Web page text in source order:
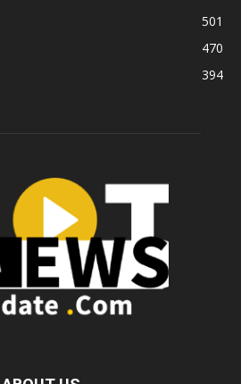
501
470
394